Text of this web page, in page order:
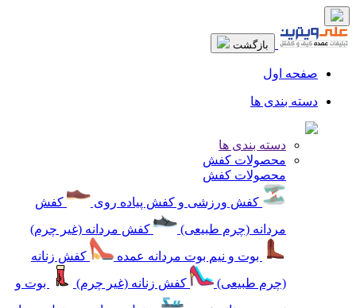
بازگشت
صفحه اول
دسته بندی ها
دسته بندی ها
محصولات کفش
محصولات کفش
کفش ورزشی و کفش پیاده روی
کفش
مردانه (چرم طبیعی)
کفش مردانه (غیر چرم)
بوت و نیم بوت مردانه عمده
کفش زنانه
(چرم طبیعی)
کفش زنانه (غیر چرم)
بوت و